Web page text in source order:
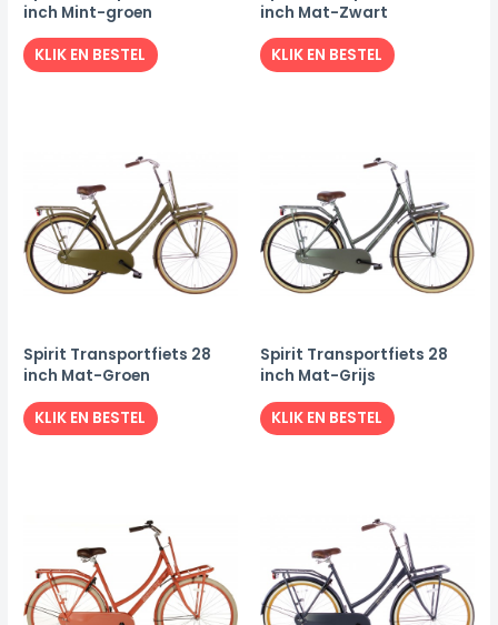
inch Mint-groen
KLIK EN BESTEL
inch Mat-Zwart
KLIK EN BESTEL
Spirit Transportfiets 28
inch Mat-Groen
KLIK EN BESTEL
Spirit Transportfiets 28
inch Mat-Grijs
KLIK EN BESTEL